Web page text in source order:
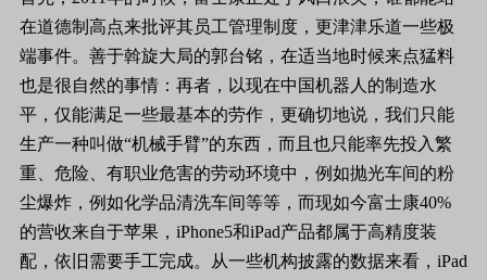
在道德制高点来批评其员工管理制度，更津津乐道一些极
端事件。善于斡旋大局的郭台铭，在适当地时候来点猛料
也是很自然的事情：再者，以现在中国机器人的制造水
平，仅能满足一些最基本的劳作，更确切地说，我们只能
生产一种叫做“机械手臂”的东西，而且也只能率先投入繁
重、危险、有职业危害的劳动环境中，例如抛光车间的粉
尘爆炸，例如化学品清洗车间等等，而现如今富士康40%
的营收来自于苹果， iPhone5和iPad产品都属于高精度装
配，依旧需要手工完成。从一些机构披露的数据来看， iPad